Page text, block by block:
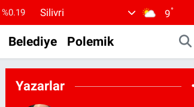
%0.19
%0.18
Silivri 9°
Belediye Polemik
Yazarlar